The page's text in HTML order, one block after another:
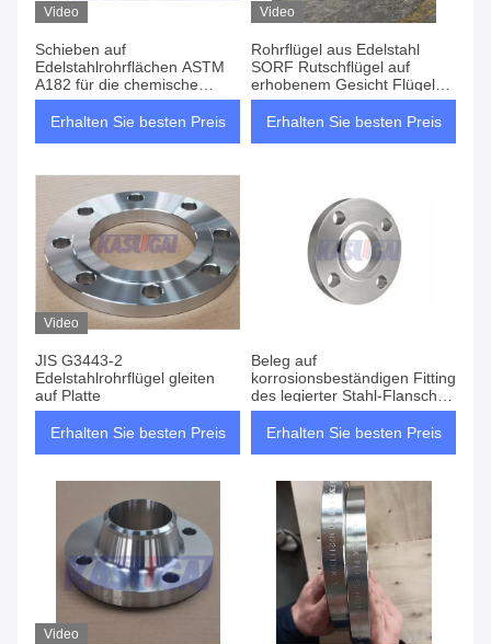
Video
Schieben auf
Edelstahlrohrflächen ASTM
A182 für die chemische
Produktion
Erhalten Sie besten Preis
Video
Rohrflügel aus Edelstahl
SORF Rutschflügel auf
erhobenem Gesicht Flügel
ASTM A182 Flügel
Erhalten Sie besten Preis
Video
JIS G3443-2
Edelstahlrohrflügel gleiten
auf Platte
Erhalten Sie besten Preis
Beleg auf
korrosionsbeständigen Fitting
des legierter Stahl-Flansch-
ASTM A182
Erhalten Sie besten Preis
Video